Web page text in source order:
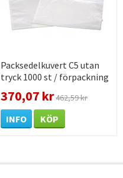
Packsedelkuvert C5 utan
tryck 1000 st / förpackning
370,07 kr462,59 kr
INFO KÖP